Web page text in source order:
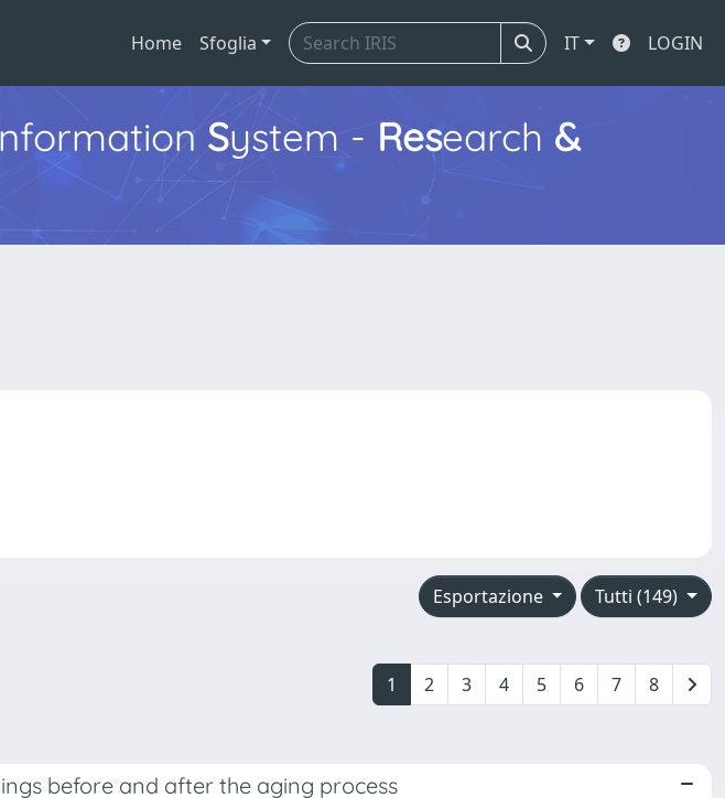
Home Sfoglia IT LOGIN
nformation System - Research &
Tutti (149)
Esportazione
1 2 3 4 5 6 7 8
before and after the aging process